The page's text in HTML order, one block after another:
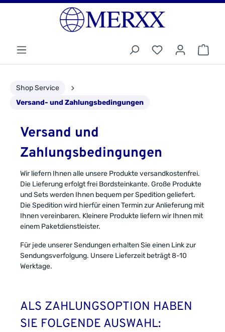
Shop Service
Versand- und Zahlungsbedingungen
Versand und
Zahlungsbedingungen
Wir liefern Ihnen alle unsere Produkte versandkostenfrei.
Die Lieferung erfolgt frei Bordsteinkante. Große Produkte
und Sets werden Ihnen bequem per Spedition geliefert.
Die Spedition wird hierfür einen Termin zur Anlieferung mit
Ihnen vereinbaren. Kleinere Produkte liefern wir Ihnen mit
einem Paketdienstleister.
Für jede unserer Sendungen erhalten Sie einen Link zur
Sendungsverfolgung. Unsere Lieferzeit beträgt 8-10
Werktage.
ALS ZAHLUNGSOPTION HABEN
SIE FOLGENDE AUSWAHL: